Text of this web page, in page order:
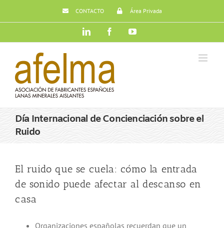
CONTACTO Área Privada
LinkedIn FacebookYouTube
Día Internacional de Concienciación sobre el
Ruido
El ruido que se cuela: cómo la entrada
de sonido puede afectar al descanso en
casa
Organizaciones españolas recuerdan que un